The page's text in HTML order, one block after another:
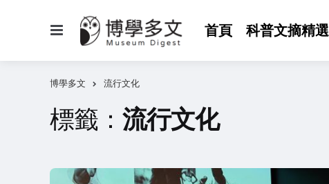
首頁 科普文摘精選
博學多文 流行文化
標籤： 流行文化